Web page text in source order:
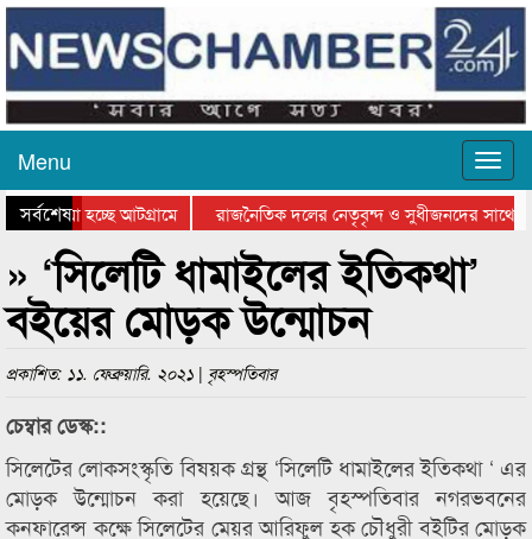
Menu
সর্বশেষ
যাওয়া হচ্ছে আটগ্রামে
রাজনৈতিক দলের নেতৃবৃন্দ ও সুধীজনদের সাথে
পুরস্কার বিতরণ সম্পন্ন
সিলেটে বাংলাদেশ গ্রুপ থিয়েটার ফেডারেশানের
» ‘সিলেটি ধামাইলের ইতিকথা’
বইয়ের মোড়ক উন্মোচন
প্রকাশিত: ১১. ফেব্রুয়ারি. ২০২১ | বৃহস্পতিবার
চেম্বার ডেস্ক::
সিলেটের লোকসংস্কৃতি বিষয়ক গ্রন্থ ‘সিলেটি ধামাইলের ইতিকথা ‘ এর
মোড়ক উন্মোচন করা হয়েছে। আজ বৃহস্পতিবার নগরভবনের
কনফারেন্স কক্ষে সিলেটের মেয়র আরিফুল হক চৌধুরী বইটির মোড়ক